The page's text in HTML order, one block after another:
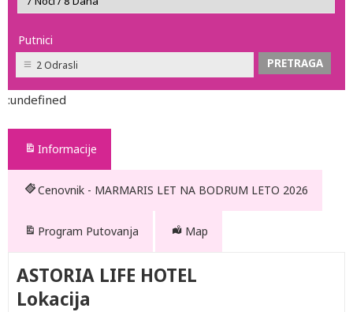
Putnici
2 Odrasli
:undefined
Informacije
Cenovnik - MARMARIS LET NA BODRUM LETO 2026
Program Putovanja Map
ASTORIA LIFE HOTEL
Lokacija